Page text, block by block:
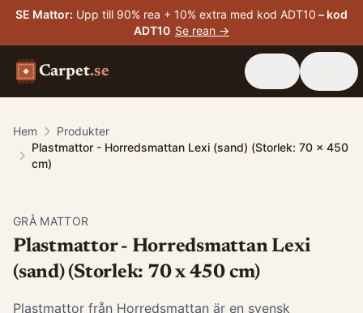
SE Mattor: Upp till 90% rea + 10% extra med kod ADT10 – kod
ADT10 Se rean →
Carpet.se
Hem
Produkter
Plastmattor - Horredsmattan Lexi (sand) (Storlek: 70 x 450
cm)
GRÅ MATTOR
Plastmattor - Horredsmattan Lexi
(sand) (Storlek: 70 x 450 cm)
Plastmattor från Horredsmattan är en svensk